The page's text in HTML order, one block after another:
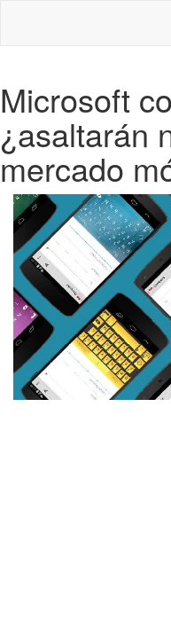
Microsoft
¿asaltarán
mercado